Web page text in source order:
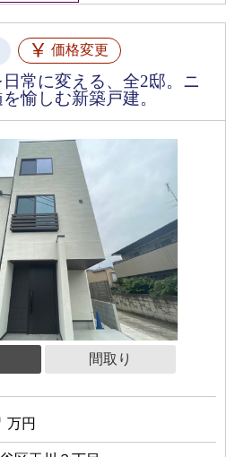
価格変更
常に変える、全2邸。ニ
愉しむ新築戸建。
間取り
万円